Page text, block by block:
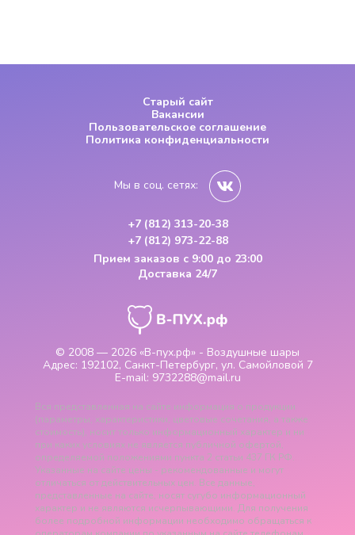
© 2008 — 2026 «В-пух.рф» - Воздушные шары
Адрес: 192102, Санкт-Петербург, ул. Самойловой 7
E-mail: 9732288@mail.ru
Старый сайт
Вакансии
Пользовательское соглашение
Политика конфиденциальности
Мы в соц. сетях:
+7 (812) 313-20-38
+7 (812) 973-22-88
Прием заказов с 9:00 до 23:00
Доставка 24/7
Вся представленная на сайте информация о продукции
(параметры, характеристики, цветовые сочетания, а также
стоимость), носит только информационный характер и ни
при каких условиях не является публичной офертой,
определяемой положениями пункта 2 статьи 437 ГК РФ.
Указанные на сайте цены - рекомендованные и могут
отличаться от действительных цен. Все данные,
представленные на сайте, носят сугубо информационный
характер и не являются исчерпывающими. Для получения
более подробной информации необходимо обращаться к